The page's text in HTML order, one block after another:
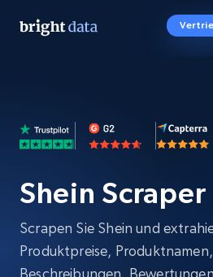
Shein Scraper
Scrapen Sie Shein und
Produktpreise,
Beschreibungen,